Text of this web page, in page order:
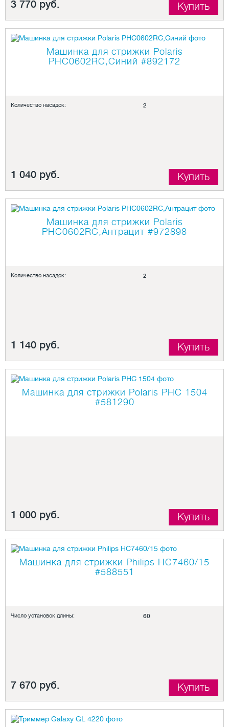
3 770 руб. Купить
Машинка для стрижки Polaris
PHC0602RC,Синий #892172
Количество насадок: 2
1 040 руб. Купить
Машинка для стрижки Polaris
PHC0602RC,Антрацит #972898
Количество насадок: 2
1 140 руб. Купить
Машинка для стрижки Polaris PHC 1504
#581290
1 000 руб. Купить
Машинка для стрижки Philips HC7460/15
#588551
Число установок длины: 60
7 670 руб. Купить